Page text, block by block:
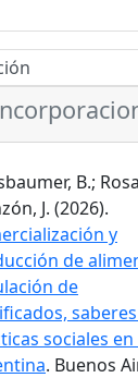
B.;
J. (2026).
y
de
de
sociales en
. Buenos